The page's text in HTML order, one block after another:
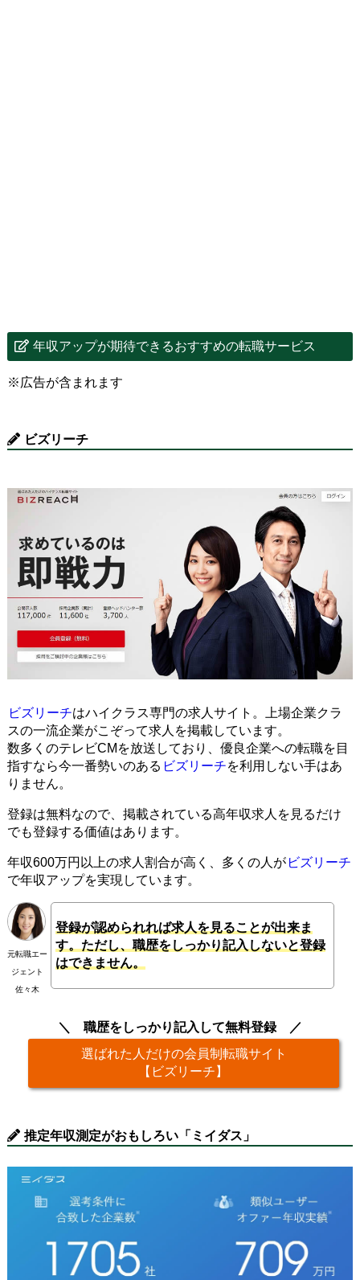
年収アップが期待できるおすすめの転職サービス
※広告が含まれます
ビズリーチ
ビズリーチはハイクラス専門の求人サイト。上場企業クラ
スの一流企業がこぞって求人を掲載しています。
数多くのテレビCMを放送しており、優良企業への転職を目
指すなら今一番勢いのある ビズリーチを利用しない手はあ
りません。
登録は無料なので、掲載されている高年収求人を見るだけ
でも登録する価値はあります。
年収600万円以上の求人割合が高く、多くの人が ビズリーチ
で年収アップを実現しています。
元転職エー
ジェント
佐々木
登録が認められれば求人を見ることが出来ま
す。ただし、職歴をしっかり記入しないと登録
はできません。
職歴をしっかり記入して無料登録
選ばれた人だけの会員制転職サイト
【ビズリーチ】
推定年収測定がおもしろい「ミイダス」